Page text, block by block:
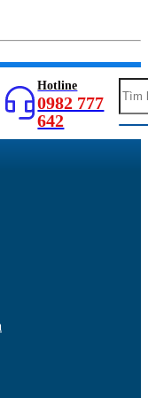
Hotline
0982 777
642